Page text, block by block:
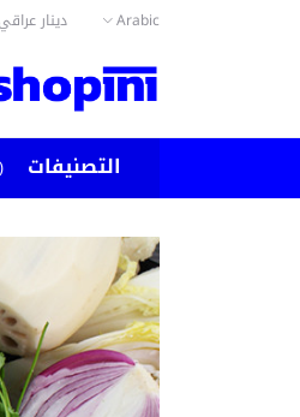
Arabic دينار عراقي
التصنيفات